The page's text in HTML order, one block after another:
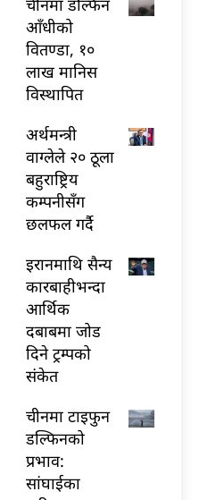
आँधीको
वितण्डा, १०
लाख मानिस
विस्थापित
अर्थमन्त्री
वाग्लेले २० ठूला
बहुराष्ट्रिय
कम्पनीसँग
छलफल गर्दै
इरानमाथि सैन्य
कारबाहीभन्दा
आर्थिक
दबाबमा जोड
दिने ट्रम्पको
संकेत
चीनमा टाइफुन
डल्फिनको
प्रभाव:
सांघाईका